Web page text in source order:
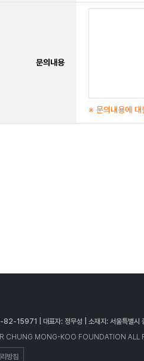
문의내용
※ 문의내용에 대
82-15971 | 대표자: 정무성 | 소재지: 서울특별시
CHUNG MONG-KOO FOUNDATION ALL
방침